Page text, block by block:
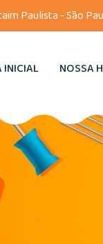
Paulista - São
INICIAL NOSSA